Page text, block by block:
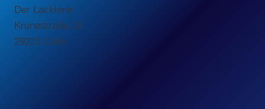
Der Lackierer
Kronestraße 24
29221 Celle